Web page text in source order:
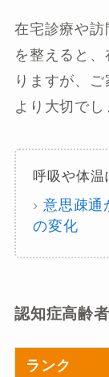
在宅診療や訪
を整えると
りますが、
より大切でし
呼吸や体温
› 意思疎通
の変化
認知症高齢
ランク